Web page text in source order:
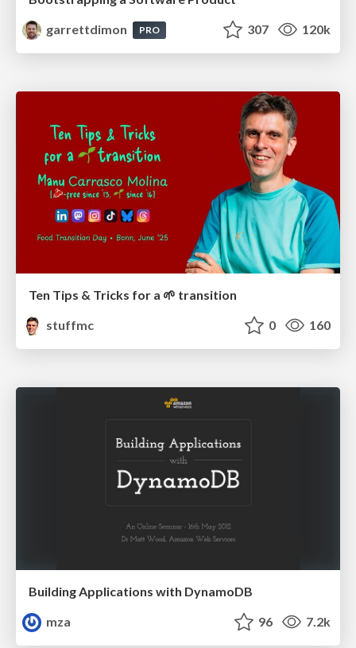
garrettdimon
PRO 307 120k
Ten Tips & Tricks for a 🌱 transition
stuffmc
0 160
Building Applications with DynamoDB
mza
96 7.2k